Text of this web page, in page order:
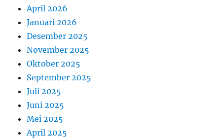
April 2026
Januari 2026
Desember 2025
November 2025
Oktober 2025
September 2025
Juli 2025
Juni 2025
Mei 2025
April 2025